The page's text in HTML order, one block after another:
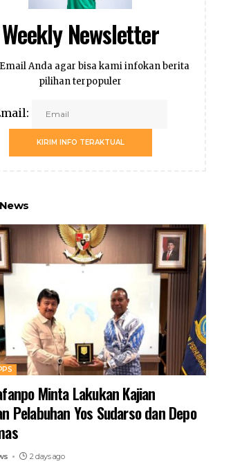
Weekly Newsletter
Anda agar bisa kami infokan berita
pilihan terpopuler
KIRIM INFO TERAKTUAL
Minta Lakukan Kajian
Pelabuhan Yos Sudarso dan Depo
2 days ago